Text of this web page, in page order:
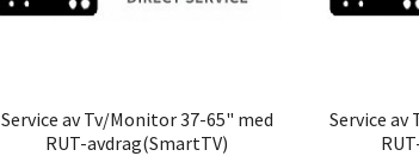
Service av Tv/Monitor 37-65" med
RUT-avdrag(SmartTV)
Service av